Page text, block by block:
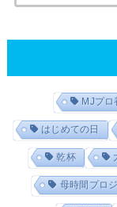
MJプロ
はじめての日
乾杯
母時間プロ